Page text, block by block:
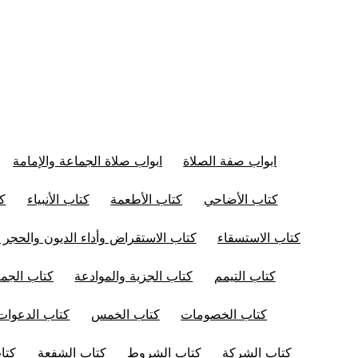
ابواب صفة الصلاة ابواب صلاة الجماعة والإمامة
كتاب الأضاحي كتاب الأطعمة كتاب الأنبياء
كتاب الاستسقاء كتاب الاستقراض وأداء الديون
كتاب التيمم كتاب الجزية والموادعة كتاب
كتاب الخصومات كتاب الخمس كتاب
كتاب الشركة كتاب الشروط كتاب الشفعة